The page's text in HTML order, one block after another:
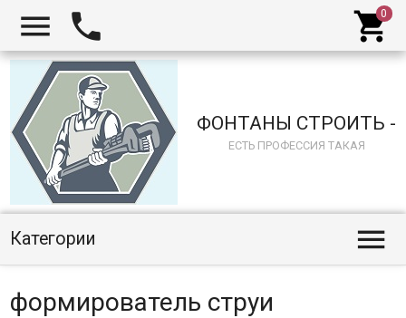
  
ФОНТАНЫ СТРОИТЬ -
ЕСТЬ ПРОФЕССИЯ ТАКАЯ
Категории 
формирователь струи